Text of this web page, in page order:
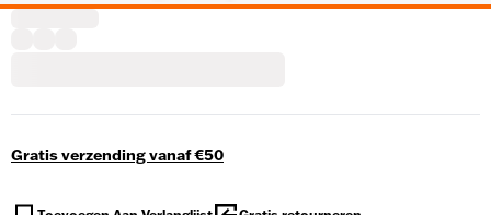
Gratis verzending vanaf €50